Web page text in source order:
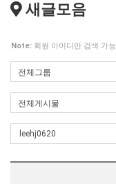
새글모음
Note: 회원 아이디만 검색 가능